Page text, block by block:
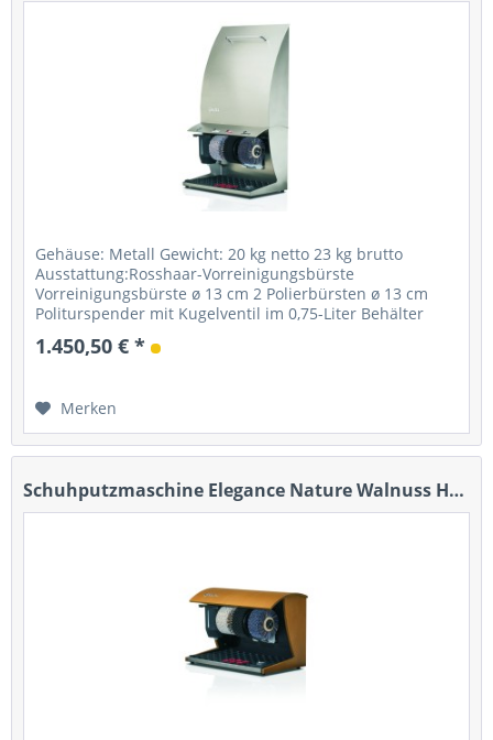
Gehäuse: Metall Gewicht: 20 kg netto 23 kg brutto
Ausstattung:Rosshaar-Vorreinigungsbürste
Vorreinigungsbürste ø 13 cm 2 Polierbürsten ø 13 cm
Politurspender mit Kugelventil im 0,75-Liter Behälter
Starter: Fußsensor mit Timer...
1.450,50 € *
Merken
Schuhputzmaschine Elegance Nature Walnuss Hell